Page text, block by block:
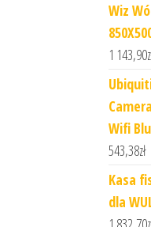
Wiz
1 143,90
Wifi
543,38zł
Kasa
dla